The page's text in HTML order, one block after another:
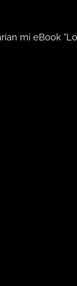
mi eBook